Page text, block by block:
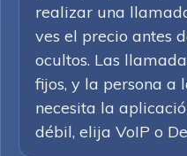
realizar una
ves el precio antes
ocultos. Las
fijos, y la persona a
necesita la
débil, elija VoIP o